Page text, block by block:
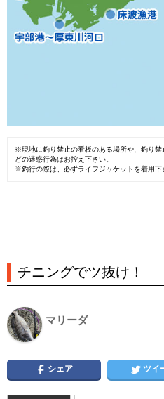
※現地に釣り禁止の看板のある場所や、釣り
どの迷惑行為はお控え下さい。
※釣行の際は、必ずライフジャケットを着用下
チニングでツ抜け！
マリーダ
シェア ツイ